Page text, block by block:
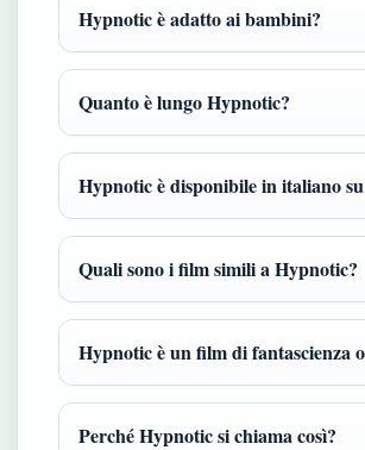
Hypnotic è adatto ai bambini?
Quanto è lungo Hypnotic?
Hypnotic è disponibile in italiano
Quali sono i film simili a Hypnotic?
Hypnotic è un film di fantascienza
Perché Hypnotic si chiama così?